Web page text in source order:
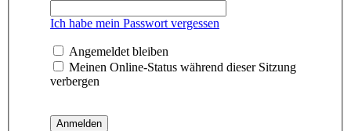
Ich habe mein Passwort vergessen
Angemeldet bleiben
Meinen Online-Status während dieser Sitzung
verbergen